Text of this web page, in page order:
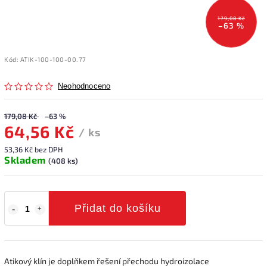
179,08 Kč
–63 %
Kód: ATIK-100-100-00.77
Neohodnoceno
179,08 Kč –63 %
64,56 Kč / ks
53,36 Kč bez DPH
Skladem (408 ks)
Přidat do košíku
Atikový klín je doplňkem řešení přechodu hydroizolace